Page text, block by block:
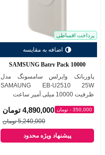
پرداخت اقساطی
اضافه به مقایسه
SAMSUNG Batry Pack 10000
پاوربانک وایرلس سامسونگ مدل
SAMAUNG EB-U2510 25W
ظرفیت 10000 میلی آمپر ساعت
350,000 - تومان 4,890,000 تومان
5,240,000 تومان
پیشنهاد ویژه محدود